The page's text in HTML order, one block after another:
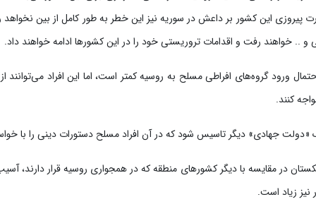
این کشور بر داعش در سوریه نیز این خطر به طور کامل از بین نخواهد
و .. خواهند رفت و اقدامات تروریستی خود را در این کشورها ادامه خواهند داد.
این مرکز، در سال 2016 احتمال ورود گروه‌های افراطی‌ مسلح به روسیه کمتر است، اما این افراد
کنند.
«دولت جهادی» دیگر تاسیس شود که در آن افراد مسلح دستورات دینی را با
در مقایسه با دیگر کشورهای منطقه که در همجواری روسیه قرار دارند،
زیاد است.